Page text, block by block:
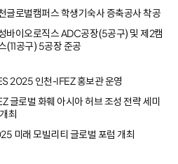
글로벌캠퍼스 학생기숙사 증축공사 착공
바이오로직스 ADC공장(5공구) 및 제2캠
(11공구) 5공장 준공
2025 인천-IFEZ 홍보관 운영
글로벌 화훼 아시아 허브 조성 전략 세미
최
미래 모빌리티 글로벌 포럼 개최